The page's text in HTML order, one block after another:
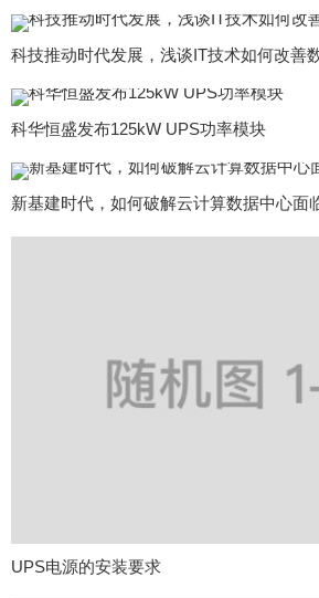
科技推动时代发展，浅谈IT技术如何改善
科华恒盛发布125kW UPS功率模块
新基建时代，如何破解云计算数据中心面
UPS电源的安装要求